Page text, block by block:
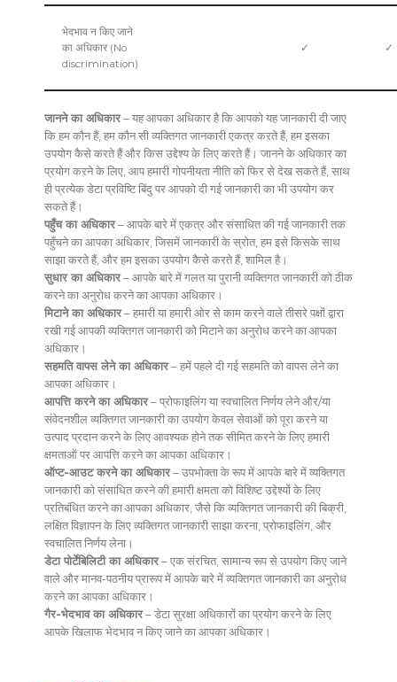
भेदभाव न किए जाने
का अधिकार (No
discrimination)
✓ ✓
जानने का अधिकार– यह आपका अधिकार है कि आपको यह जानकारी दी जाए
कि हम कौन हैं, हम कौन सी व्यक्तिगत जानकारी एकत्र करते हैं, हम इसका
उपयोग कैसे करते हैं और किस उद्देश्य के लिए करते हैं। जानने के अधिकार का
प्रयोग करने के लिए, आप हमारी गोपनीयता नीति को फिर से देख सकते हैं, साथ
ही प्रत्येक डेटा प्रविष्टि बिंदु पर आपको दी गई जानकारी का भी उपयोग कर
सकते हैं।
पहुँच का अधिकार– आपके बारे में एकत्र और संसाधित की गई जानकारी तक
पहुँचने का आपका अधिकार, जिसमें जानकारी के स्रोत, हम इसे किसके साथ
साझा करते हैं, और हम इसका उपयोग कैसे करते हैं, शामिल है।
सुधार का अधिकार– आपके बारे में गलत या पुरानी व्यक्तिगत जानकारी को ठीक
करने का अनुरोध करने का आपका अधिकार।
मिटाने का अधिकार– हमारी या हमारी ओर से काम करने वाले तीसरे पक्षों द्वारा
रखी गई आपकी व्यक्तिगत जानकारी को मिटाने का अनुरोध करने का आपका
अधिकार।
सहमति वापस लेने का अधिकार– हमें पहले दी गई सहमति को वापस लेने का
आपका अधिकार।
आपत्ति करने का अधिकार– प्रोफाइलिंग या स्वचालित निर्णय लेने और/या
संवेदनशील व्यक्तिगत जानकारी का उपयोग केवल सेवाओं को पूरा करने या
उत्पाद प्रदान करने के लिए आवश्यक होने तक सीमित करने के लिए हमारी
क्षमताओं पर आपत्ति करने का आपका अधिकार।
ऑप्ट-आउट करने का अधिकार– उपभोक्ता के रूप में आपके बारे में व्यक्तिगत
जानकारी को संसाधित करने की हमारी क्षमता को विशिष्ट उद्देश्यों के लिए
प्रतिबंधित करने का आपका अधिकार, जैसे कि व्यक्तिगत जानकारी की बिक्री,
लक्षित विज्ञापन के लिए व्यक्तिगत जानकारी साझा करना, प्रोफाइलिंग, और
स्वचालित निर्णय लेना।
डेटा पोर्टेबिलिटी का अधिकार– एक संरचित, सामान्य रूप से उपयोग किए जाने
वाले और मानव-पठनीय प्रारूप में आपके बारे में व्यक्तिगत जानकारी का अनुरोध
करने का आपका अधिकार।
गैर-भेदभाव का अधिकार– डेटा सुरक्षा अधिकारों का प्रयोग करने के लिए
आपके खिलाफ भेदभाव न किए जाने का आपका अधिकार।